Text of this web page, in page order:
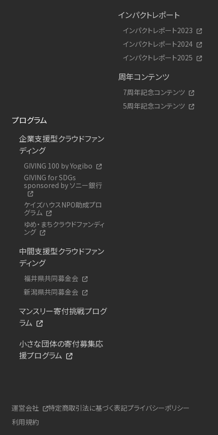
インパクトレポート
インパクトレポート2023
インパクトレポート2024
インパクトレポート2025
周年コンテンツ
7周年記念コンテンツ
5周年記念コンテンツ
プログラム
企業支援型クラウドファン
ディング
GIVING 100 by Yogibo
GIVING for SDGs
sponsored by ソニー銀行
ケイズハウスNPO助成プロ
グラム
ゆめ・まちクラウドファンディ
ング
中間支援型クラウドファン
ディング
福井県共同募金会
新潟県共同募金会
マンスリー寄付挑戦プログ
ラム
小さな団体の寄付募集応
援プログラム
運営会社 特定商取引法に基づく表記プライバシーポリシー
利用規約